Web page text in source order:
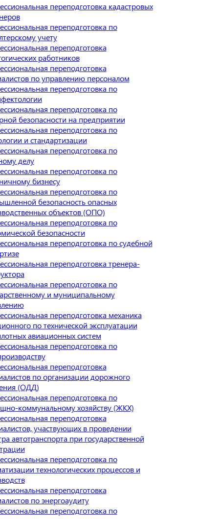
переподготовка кадастровых
переподготовка по
учету
переподготовка
работников
переподготовка
по управлению персоналом
переподготовка по
переподготовка по
безопасности на предприятии
переподготовка по
и стандартизации
переподготовка по
делу
переподготовка по
бизнесу
переподготовка по
безопасность опасных
объектов (ОПО)
переподготовка по
безопасности
переподготовка по судебной
переподготовка тренера-
переподготовка по
и муниципальному
переподготовка механика
по технической эксплуатации
авиационных систем
переподготовка по
переподготовка
по организации дорожного
(ОДД)
переподготовка по
коммунальному хозяйству (ЖКХ)
переподготовка
участвующих в проведении
автотранспорта при государственной
переподготовка по
технологических процессов и
переподготовка
по энергоаудиту
переподготовка по